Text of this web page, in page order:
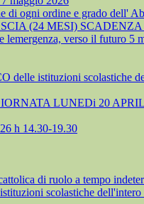
di ogni ordine e grado dell'
(24 MESI) SCADENZA
verso il futuro 5
istituzioni scolastiche
LUNEDi 20
h 14.30-19.30
di ruolo a tempo
scolastiche